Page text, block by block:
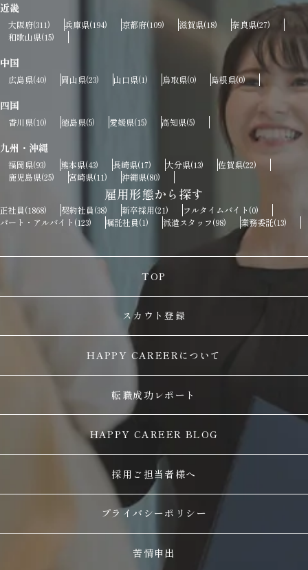
近畿
大阪府(311) 兵庫県(194) 京都府(109) 滋賀県(18) 奈良県(27)
和歌山県(15)
中国
広島県(40) 岡山県(23) 山口県(1) 鳥取県(0) 島根県(0)
四国
香川県(10) 徳島県(5) 愛媛県(15) 高知県(5)
九州・沖縄
福岡県(93) 熊本県(43) 長崎県(17) 大分県(13) 佐賀県(22)
鹿児島県(25) 宮崎県(11) 沖縄県(80)
雇用形態から探す
正社員(1868) 契約社員(38) 新卒採用(21) フルタイムバイト (0)
パート・アルバイト (123) 嘱託社員(1) 派遣スタッフ(98) 業務委託(13)
TOP
スカウト登録
HAPPY CAREERについて
転職成功レポート
HAPPY CAREER BLOG
採用ご担当者様へ
プライバシーポリシー
苦情申出